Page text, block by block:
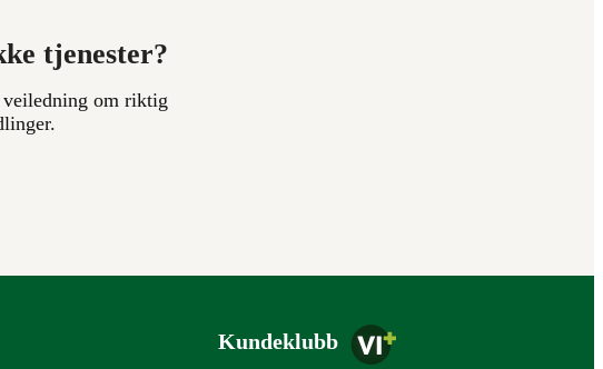
tjenester?
om riktig
Kundeklubb